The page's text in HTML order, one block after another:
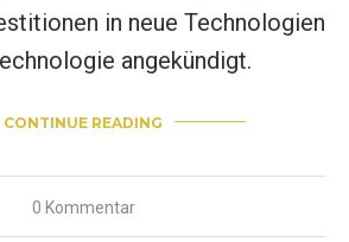
in neue Technologien
angekündigt.
CONTINUE READING
0 Kommentar